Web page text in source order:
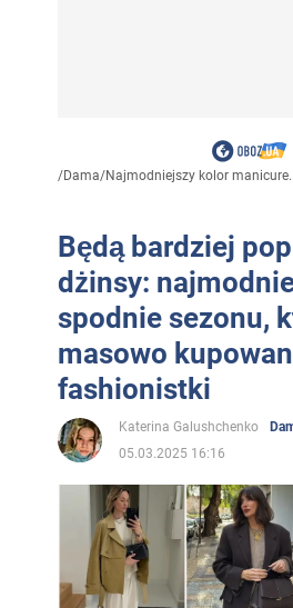
/Dama/Najmodniejszy kolor
Będą bardziej
dżinsy:
spodnie sezonu,
masowo
fashionistki
Katerina Galushchenko
05.03.2025 16:16